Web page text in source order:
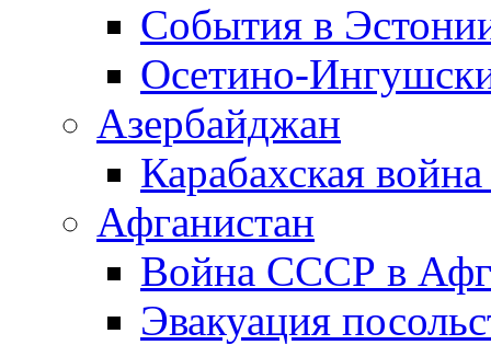
События в
Осетино-
Азербайджан
Карабахская
Афганистан
Война СССР в
Эвакуация